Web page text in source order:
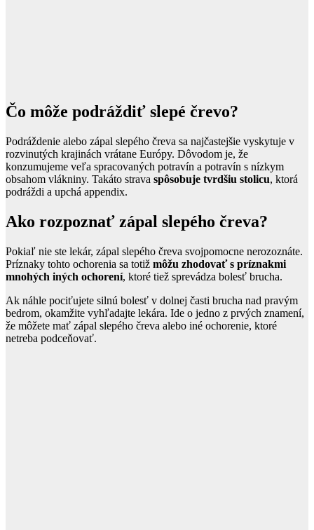
Čo môže podráždiť slepé črevo?
Podráždenie alebo zápal slepého čreva sa najčastejšie vyskytuje v
rozvinutých krajinách vrátane Európy. Dôvodom je, že
konzumujeme veľa spracovaných potravín a potravín s nízkym
obsahom vlákniny. Takáto strava spôsobuje tvrdšiu stolicu, ktorá
podráždi a upchá appendix.
Ako rozpoznať zápal slepého čreva?
Pokiaľ nie ste lekár, zápal slepého čreva svojpomocne nerozoznáte.
Príznaky tohto ochorenia sa totiž môžu zhodovať s príznakmi
mnohých iných ochorení, ktoré tiež sprevádza bolesť brucha.
Ak náhle pociťujete silnú bolesť v dolnej časti brucha nad pravým
bedrom, okamžite vyhľadajte lekára. Ide o jedno z prvých znamení,
že môžete mať zápal slepého čreva alebo iné ochorenie, ktoré
netreba podceňovať.